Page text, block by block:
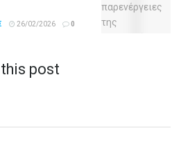
26/02/2026 0
post